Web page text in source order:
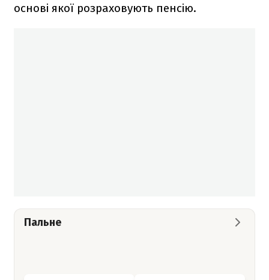
основі якої розраховують пенсію.
Пальне